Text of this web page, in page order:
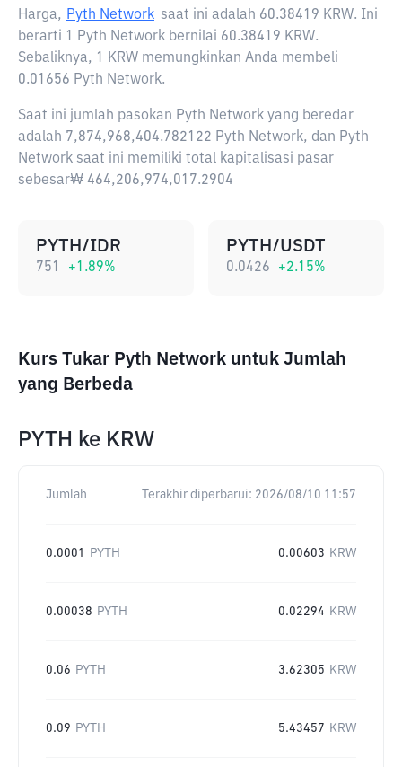
Harga, Pyth Network saat ini adalah 60.38419 KRW. Ini
berarti 1 Pyth Network bernilai 60.38419 KRW.
Sebaliknya, 1 KRW memungkinkan Anda membeli
0.01656 Pyth Network.
Saat ini jumlah pasokan Pyth Network yang beredar
adalah 7,874,968,404.782122 Pyth Network, dan Pyth
Network saat ini memiliki total kapitalisasi pasar
sebesar₩ 464,206,974,017.2904
PYTH/IDR
751 +1.89%
PYTH/USDT
0.0426 +2.15%
Kurs Tukar Pyth Network untuk Jumlah
yang Berbeda
PYTH ke KRW
Jumlah Terakhir diperbarui: 2026/08/10 11:57
0.0001 PYTH 0.00603 KRW
0.00038 PYTH 0.02294 KRW
0.06 PYTH 3.62305 KRW
0.09 PYTH 5.43457 KRW